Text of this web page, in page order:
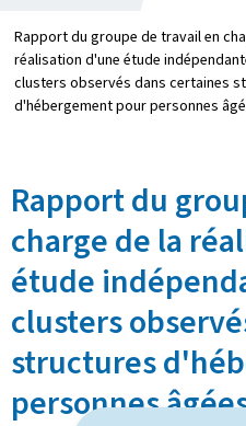
t
a
r
t
t
e
Rapport du groupe de travail en
réalisation d'une étude
clusters observés dans certaines
d'hébergement pour personnes
Rapport du
charge de la
étude
clusters
structures
personnes